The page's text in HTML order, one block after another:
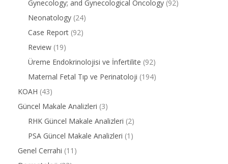
Gynecology; and Gynecological Oncology (92)
Neonatology (24)
Case Report (92)
Review (19)
Üreme Endokrinolojisi ve İnfertilite (92)
Maternal Fetal Tıp ve Perinatoloji (194)
KOAH (43)
Güncel Makale Analizleri (3)
RHK Güncel Makale Analizleri (2)
PSA Güncel Makale Analizleri (1)
Genel Cerrahi (11)